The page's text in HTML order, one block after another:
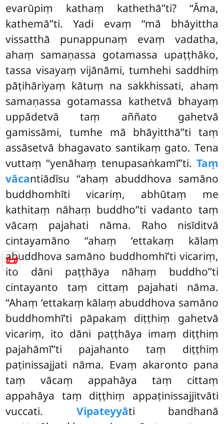
📜
evarūpiṃ kathaṃ kathethā’’ti? ‘‘Āma,
kathemā’’ti. Yadi evaṃ ‘‘mā bhāyittha
vissatthā punappunaṃ evaṃ vadatha,
ahaṃ samaṇassa gotamassa upaṭṭhāko,
tassa visayaṃ vijānāmi, tumhehi saddhiṃ
pāṭihāriyaṃ kātuṃ na sakkhissati, ahaṃ
samaṇassa gotamassa kathetvā bhayaṃ
uppādetvā taṃ aññato gahetvā
gamissāmi, tumhe mā bhāyitthā’’ti taṃ
assāsetvā bhagavato santikaṃ gato. Tena
vuttaṃ ‘‘yenāhaṃ tenupasaṅkamī’’ti. Taṃ
vācantiādīsu ‘‘ahaṃ abuddhova samāno
buddhomhīti vicariṃ, abhūtaṃ me
kathitaṃ nāhaṃ buddho’’ti vadanto taṃ
vācaṃ pajahati nāma. Raho nisīditvā
cintayamāno ‘‘ahaṃ ‘ettakaṃ kālaṃ
abuddhova samāno buddhomhī’ti vicariṃ,
ito dāni paṭṭhāya nāhaṃ buddho’’ti
cintayanto taṃ cittaṃ pajahati nāma.
‘‘Ahaṃ ‘ettakaṃ kālaṃ abuddhova samāno
buddhomhī’ti pāpakaṃ diṭṭhiṃ gahetvā
vicariṃ, ito dāni paṭṭhāya imaṃ diṭṭhiṃ
pajahāmī’’ti pajahanto taṃ diṭṭhiṃ
paṭinissajjati nāma. Evaṃ akaronto pana
taṃ vācaṃ appahāya taṃ cittaṃ
appahāya taṃ diṭṭhiṃ appaṭinissajjitvāti
vuccati. Vipateyyāti bandhanā